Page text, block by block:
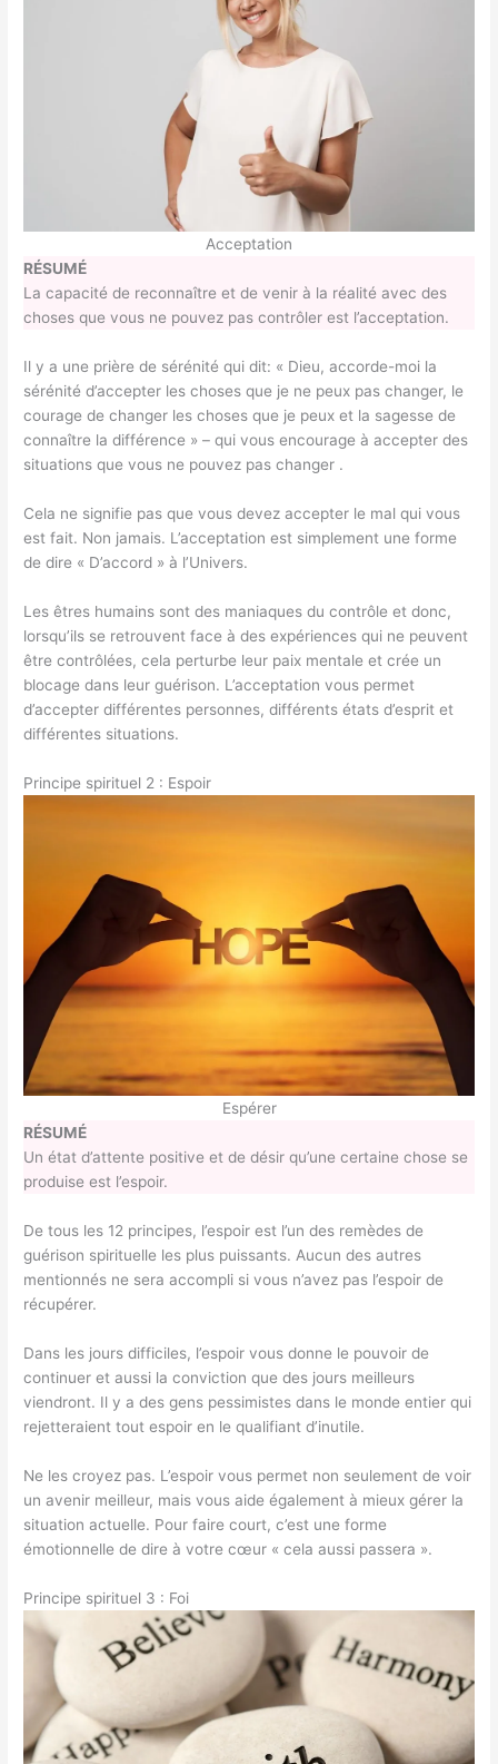
Acceptation
RÉSUMÉ
La capacité de reconnaître et de venir à la réalité avec des
choses que vous ne pouvez pas contrôler est l’acceptation.
Il y a une prière de sérénité qui dit: « Dieu, accorde-moi la
sérénité d’accepter les choses que je ne peux pas changer, le
courage de changer les choses que je peux et la sagesse de
connaître la différence » – qui vous encourage à accepter des
situations que vous ne pouvez pas changer .
Cela ne signifie pas que vous devez accepter le mal qui vous
est fait. Non jamais. L’acceptation est simplement une forme
de dire « D’accord » à l’Univers.
Les êtres humains sont des maniaques du contrôle et donc,
lorsqu’ils se retrouvent face à des expériences qui ne peuvent
être contrôlées, cela perturbe leur paix mentale et crée un
blocage dans leur guérison. L’acceptation vous permet
d’accepter différentes personnes, différents états d’esprit et
différentes situations.
Principe spirituel 2 : Espoir
Espérer
RÉSUMÉ
Un état d’attente positive et de désir qu’une certaine chose se
produise est l’espoir.
De tous les 12 principes, l’espoir est l’un des remèdes de
guérison spirituelle les plus puissants. Aucun des autres
mentionnés ne sera accompli si vous n’avez pas l’espoir de
récupérer.
Dans les jours difficiles, l’espoir vous donne le pouvoir de
continuer et aussi la conviction que des jours meilleurs
viendront. Il y a des gens pessimistes dans le monde entier qui
rejetteraient tout espoir en le qualifiant d’inutile.
Ne les croyez pas. L’espoir vous permet non seulement de voir
un avenir meilleur, mais vous aide également à mieux gérer la
situation actuelle. Pour faire court, c’est une forme
émotionnelle de dire à votre cœur « cela aussi passera ».
Principe spirituel 3 : Foi